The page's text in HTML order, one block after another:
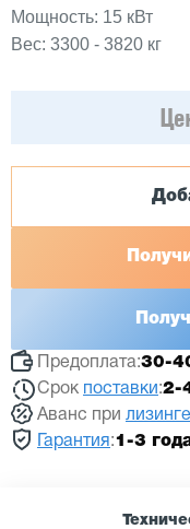
Мощность: 15 кВт
Вес: 3300 - 3820 кг
Предоплата:30-
Срок поставки :2-
Аванс при лизинге
Гарантия :1-3